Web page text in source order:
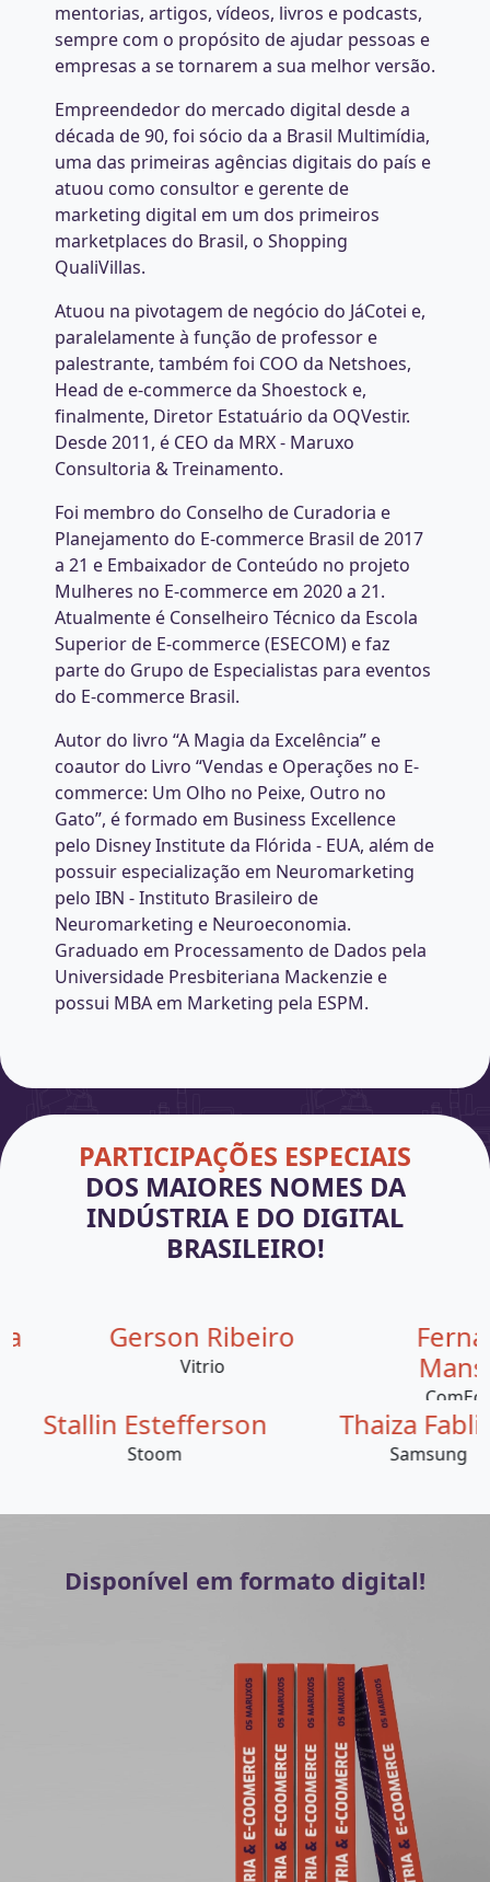
mentorias, artigos, vídeos, livros e podcasts,
sempre com o propósito de ajudar pessoas e
empresas a se tornarem a sua melhor versão.
Empreendedor do mercado digital desde a
década de 90, foi sócio da a Brasil Multimídia,
uma das primeiras agências digitais do país e
atuou como consultor e gerente de
marketing digital em um dos primeiros
marketplaces do Brasil, o Shopping
QualiVillas.
Atuou na pivotagem de negócio do JáCotei e,
paralelamente à função de professor e
palestrante, também foi COO da Netshoes,
Head de e-commerce da Shoestock e,
finalmente, Diretor Estatuário da OQVestir.
Desde 2011, é CEO da MRX - Maruxo
Consultoria & Treinamento.
Foi membro do Conselho de Curadoria e
Planejamento do E-commerce Brasil de 2017
a 21 e Embaixador de Conteúdo no projeto
Mulheres no E-commerce em 2020 a 21.
Atualmente é Conselheiro Técnico da Escola
Superior de E-commerce (ESECOM) e faz
parte do Grupo de Especialistas para eventos
do E-commerce Brasil.
Autor do livro “A Magia da Excelência” e
coautor do Livro “Vendas e Operações no E-
commerce: Um Olho no Peixe, Outro no
Gato”, é formado em Business Excellence
pelo Disney Institute da Flórida - EUA, além de
possuir especialização em Neuromarketing
pelo IBN - Instituto Brasileiro de
Neuromarketing e Neuroeconomia.
Graduado em Processamento de Dados pela
Universidade Presbiteriana Mackenzie e
possui MBA em Marketing pela ESPM.
PARTICIPAÇÕES ESPECIAIS
DOS MAIORES NOMES DA
INDÚSTRIA E DO DIGITAL
BRASILEIRO!
Gerson Ribeiro
Estefferson
Thaiza Fablicio
Samsung
Disponível em formato digital!